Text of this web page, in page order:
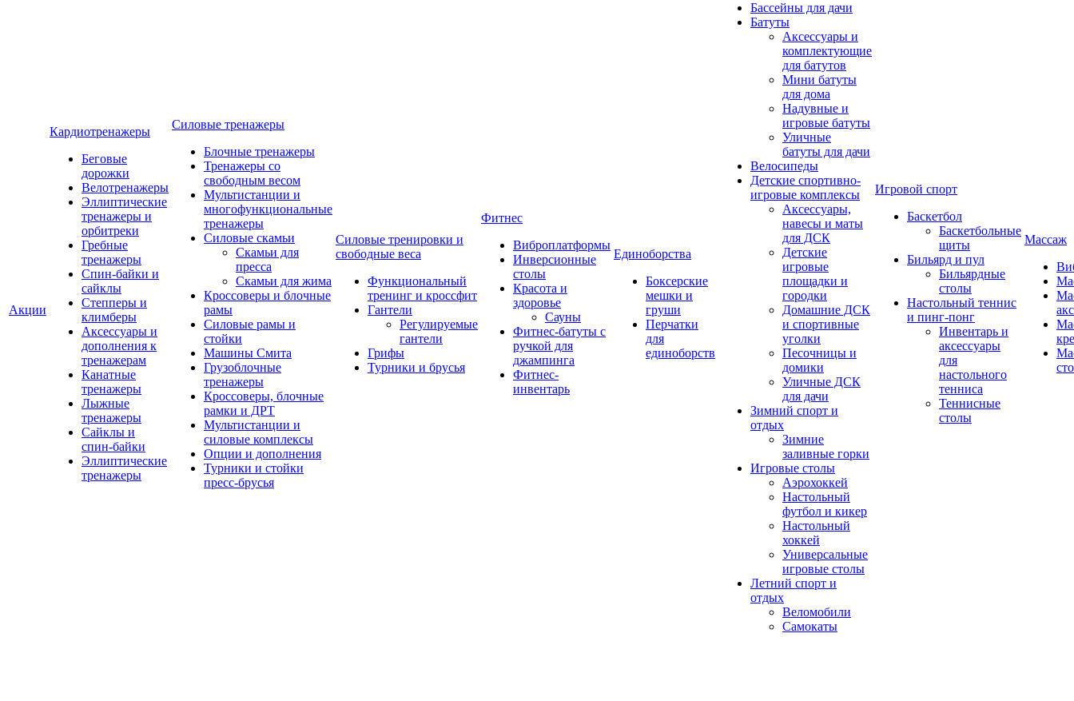
Акции
Кардиотренажеры
Беговые
дорожки
Велотренажеры
Эллиптические
тренажеры и
орбитреки
Гребные
тренажеры
Спин-байки и
сайклы
Степперы и
климберы
Аксессуары и
дополнения к
тренажерам
Канатные
тренажеры
Лыжные
тренажеры
Сайклы и
спин-байки
Эллиптические
тренажеры
Силовые тренажеры
Блочные тренажеры
Тренажеры со
свободным весом
Мультистанции и
многофункциональные
тренажеры
Силовые скамьи
Скамьи для
пресса
Скамьи для жима
Кроссоверы и блочные
рамы
Силовые рамы и
стойки
Машины Смита
Грузоблочные
тренажеры
Кроссоверы, блочные
рамки и ДРТ
Мультистанции и
силовые комплексы
Опции и дополнения
Турники и стойки
пресс-брусья
Силовые тренировки и
свободные веса
Функциональный
тренинг и кроссфит
Гантели
Регулируемые
гантели
Грифы
Турники и брусья
Фитнес
Виброплатформы
Инверсионные
столы
Красота и
здоровье
Сауны
Фитнес-батуты с
ручкой для
джампинга
Фитнес-
инвентарь
Единоборства
Боксерские
мешки и
груши
Перчатки
для
единоборств
Бассейны для дачи
Батуты
Аксессуары и
комплектующие
для батутов
Мини батуты
для дома
Надувные и
игровые батуты
Уличные
батуты для дачи
Велосипеды
Детские спортивно-
игровые комплексы
Аксессуары,
навесы и маты
для ДСК
Детские
игровые
площадки и
городки
Домашние ДСК
и спортивные
уголки
Песочницы и
домики
Уличные ДСК
для дачи
Зимний спорт и
отдых
Зимние
заливные горки
Игровые столы
Аэрохоккей
Настольный
футбол и кикер
Настольный
хоккей
Универсальные
игровые столы
Летний спорт и
отдых
Веломобили
Самокаты
Игровой спорт
Баскетбол
Баскетбольные
щиты
Бильярд и пул
Бильярдные
столы
Настольный теннис
и пинг-понг
Инвентарь и
аксессуары
для
настольного
тенниса
Теннисные
столы
Массаж